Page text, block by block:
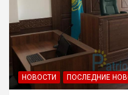
НОВОСТИ ПОСЛЕДНИЕ